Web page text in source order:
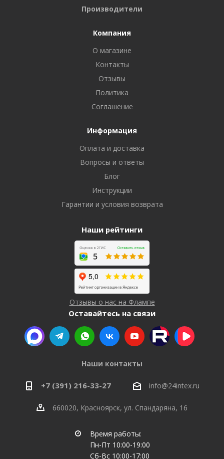
Производители
Компания
О магазине
Контакты
Отзывы
Политика
Соглашение
Информация
Оплата и доставка
Вопросы и ответы
Блог
Инструкции
Гарантии и условия возврата
Наши рейтинги
Отзывы о нас на Флампе
Оставайтесь на связи
Наши контакты
+7 (391) 216-33-27 info@24intex.ru
660020, Красноярск, ул. Спандаряна, 16
Время работы:
Пн-Пт 10:00-19:00
Сб-Вс 10:00-17:00